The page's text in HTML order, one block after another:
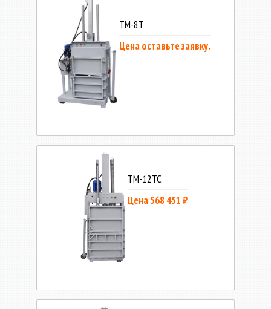
ТМ-8Т
Цена оставьте заявку.
ТМ-12ТС
Цена 568 451 ₽